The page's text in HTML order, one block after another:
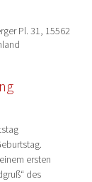
Pl. 31, 15562
ersten
des